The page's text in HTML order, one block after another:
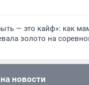
— это кайф»: как
золото на
новости